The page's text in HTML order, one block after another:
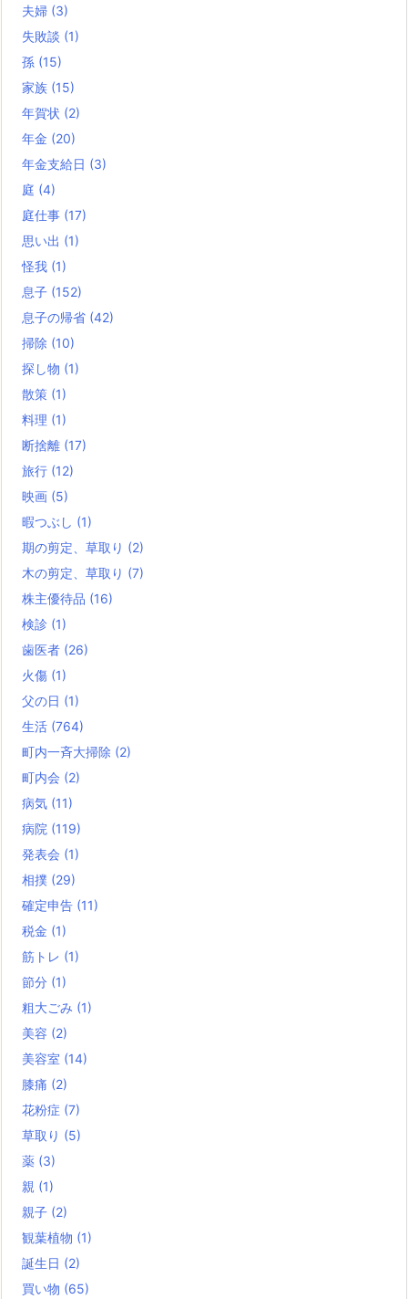
夫婦 (3)
失敗談 (1)
孫 (15)
家族 (15)
年賀状 (2)
年金 (20)
年金支給日 (3)
庭 (4)
庭仕事 (17)
思い出 (1)
怪我 (1)
息子 (152)
息子の帰省 (42)
掃除 (10)
探し物 (1)
散策 (1)
料理 (1)
断捨離 (17)
旅行 (12)
映画 (5)
暇つぶし (1)
期の剪定、草取り (2)
木の剪定、草取り (7)
株主優待品 (16)
検診 (1)
歯医者 (26)
火傷 (1)
父の日 (1)
生活 (764)
町内一斉大掃除 (2)
町内会 (2)
病気 (11)
病院 (119)
発表会 (1)
相撲 (29)
確定申告 (11)
税金 (1)
筋トレ (1)
節分 (1)
粗大ごみ (1)
美容 (2)
美容室 (14)
膝痛 (2)
花粉症 (7)
草取り (5)
薬 (3)
親 (1)
親子 (2)
観葉植物 (1)
誕生日 (2)
買い物 (65)